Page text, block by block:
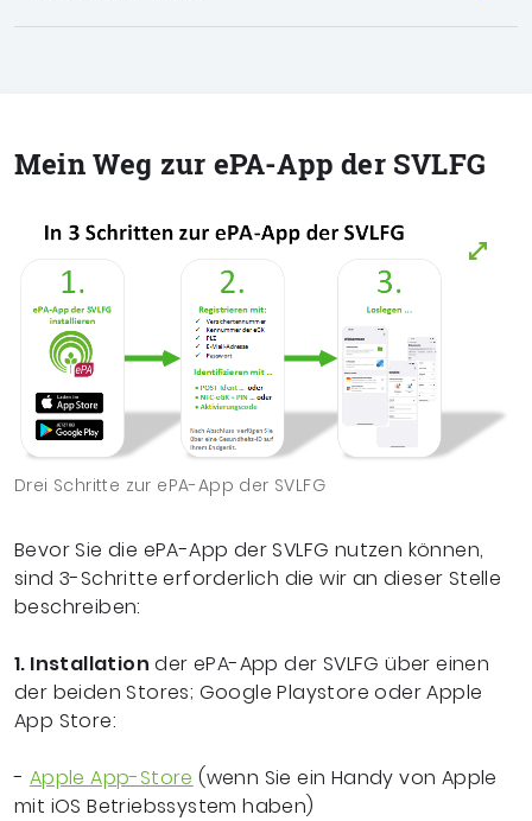
Mein Weg zur ePA-App der SVLFG
Drei Schritte zur ePA-App der SVLFG
Bevor Sie die ePA-App der SVLFG nutzen können,
sind 3-Schritte erforderlich die wir an dieser Stelle
beschreiben:
1. Installation der ePA-App der SVLFG über einen
der beiden Stores; Google Playstore oder Apple
App Store:
- Apple App-Store (wenn Sie ein Handy von Apple
mit iOS Betriebssystem haben)